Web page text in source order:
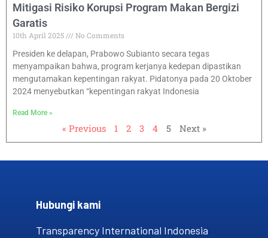
Mitigasi Risiko Korupsi Program Makan Bergizi
Garatis
10th April 2025
No Comments
Presiden ke delapan, Prabowo Subianto secara tegas
menyampaikan bahwa, program kerjanya kedepan dipastikan
mengutamakan kepentingan rakyat. Pidatonya pada 20 Oktober
2024 menyebutkan “kepentingan rakyat Indonesia
Read More »
« Previous 1 2 3 4 5 Next »
Hubungi kami​
Transparency International Indonesia